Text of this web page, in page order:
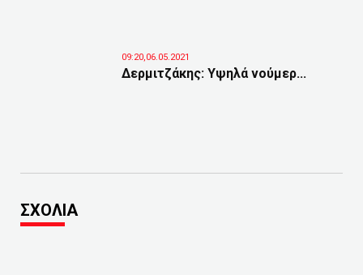
09:20,06.05.2021
Δερμιτζάκης: Υψηλά νούμερ...
ΣΧΟΛΙΑ